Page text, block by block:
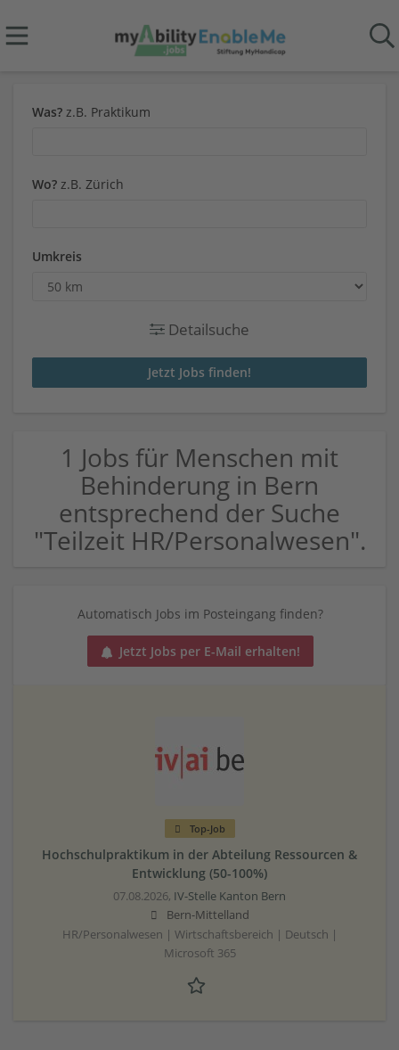
Was? z.B. Praktikum
Wo? z.B. Zürich
Umkreis
Detailsuche
1 Jobs für Menschen mit
Behinderung in Bern
entsprechend der Suche
"Teilzeit HR/Personalwesen".
Automatisch Jobs im Posteingang finden?
Jetzt Jobs per E-Mail erhalten!
Top-Job
Hochschulpraktikum in der Abteilung Ressourcen &
Entwicklung (50-100%)
07.08.2026, IV-Stelle Kanton Bern
Bern-Mittelland
HR/Personalwesen | Wirtschaftsbereich | Deutsch |
Microsoft 365